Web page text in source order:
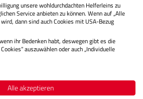
unsere wohldurchdachten Helferleins zu
Service anbieten zu können. Wenn auf „Alle
dann sind auch Cookies mit USA-Bezug
ihr Bedenken habt, deswegen gibt es die
auszuwählen oder auch „Individuelle
Alle akzeptieren